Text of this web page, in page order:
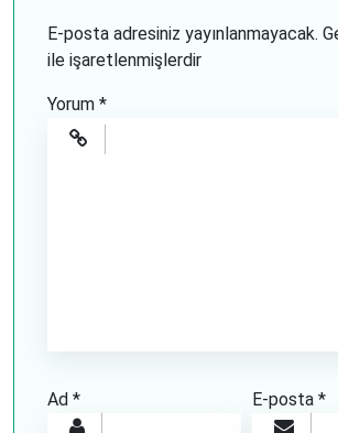
E-posta adresiniz yayınlanmayacak.
ile işaretlenmişlerdir
Yorum *
Ad * E-posta*